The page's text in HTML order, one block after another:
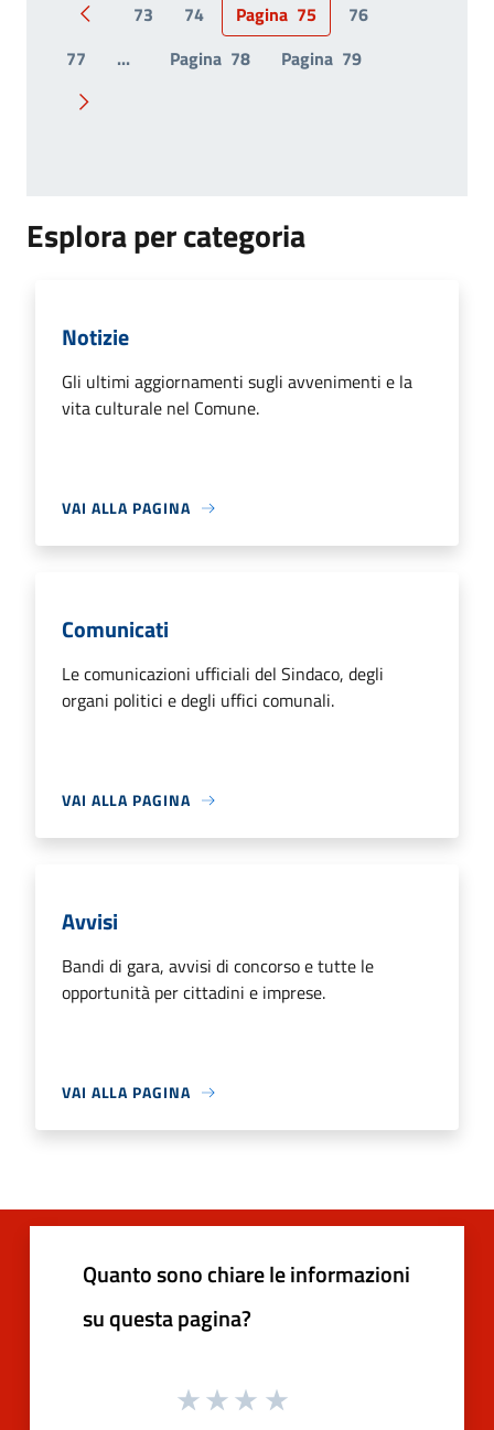
Pagina precedente
73 74 Pagina 75
76
77
... Pagina 78 Pagina 79
Pagina successiva
Esplora per categoria
Notizie
Gli ultimi aggiornamenti sugli avvenimenti e la
vita culturale nel Comune.
VAI ALLA PAGINA
Comunicati
Le comunicazioni ufficiali del Sindaco, degli
organi politici e degli uffici comunali.
VAI ALLA PAGINA
Avvisi
Bandi di gara, avvisi di concorso e tutte le
opportunità per cittadini e imprese.
VAI ALLA PAGINA
Quanto sono chiare le informazioni
su questa pagina?